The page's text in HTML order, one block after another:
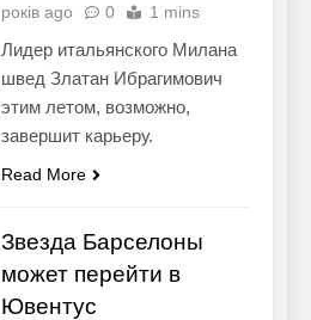
років ago
0 1 mins
Лидер итальянского Милана
швед Златан Ибрагимович
этим летом, возможно,
завершит карьеру.
Read More
Звезда Барселоны
может перейти в
Ювентус